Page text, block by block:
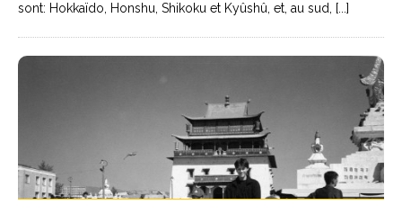
sont: Hokkaïdo, Honshu, Shikoku et Kyûshû, et, au sud, [...]